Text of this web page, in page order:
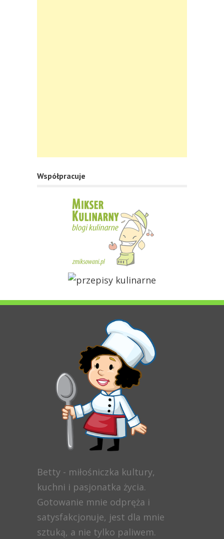
Współpracuje
Betty - miłośniczka kultury,
kuchni i pasjonatka życia.
Gotowanie mnie odpręża i
satysfakcjonuje, jest dla mnie
sztuką, a nie tylko paliwem.